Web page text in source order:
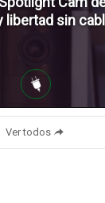
libertad sin
Ver todos